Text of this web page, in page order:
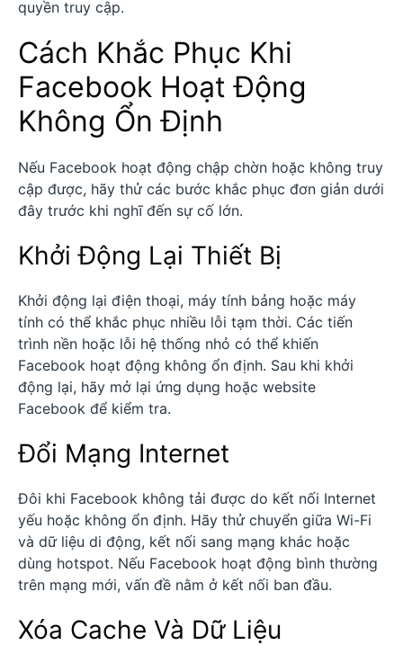
quyền truy cập.
Cách Khắc Phục Khi
Facebook Hoạt Động
Không Ổn Định
Nếu Facebook hoạt động chập chờn hoặc không truy
cập được, hãy thử các bước khắc phục đơn giản dưới
đây trước khi nghĩ đến sự cố lớn.
Khởi Động Lại Thiết Bị
Khởi động lại điện thoại, máy tính bảng hoặc máy
tính có thể khắc phục nhiều lỗi tạm thời. Các tiến
trình nền hoặc lỗi hệ thống nhỏ có thể khiến
Facebook hoạt động không ổn định. Sau khi khởi
động lại, hãy mở lại ứng dụng hoặc website
Facebook để kiểm tra.
Đổi Mạng Internet
Đôi khi Facebook không tải được do kết nối Internet
yếu hoặc không ổn định. Hãy thử chuyển giữa Wi-Fi
và dữ liệu di động, kết nối sang mạng khác hoặc
dùng hotspot. Nếu Facebook hoạt động bình thường
trên mạng mới, vấn đề nằm ở kết nối ban đầu.
Xóa Cache Và Dữ Liệu